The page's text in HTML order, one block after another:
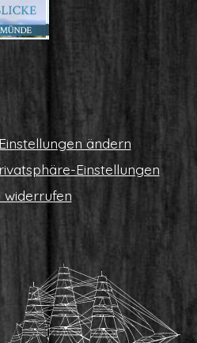
ändern
Einstellungen
widerrufen